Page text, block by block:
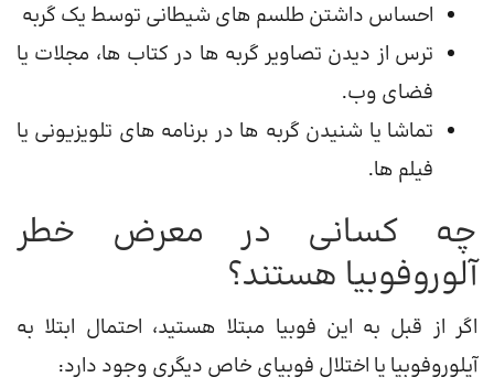
احساس داشتن طلسم های شیطانی توسط یک گربه
ترس از دیدن تصاویر گربه ها در کتاب ها، مجلات یا
فضای وب.
تماشا یا شنیدن گربه ها در برنامه های تلویزیونی یا
فیلم ها.
چه کسانی در معرض خطر
آلوروفوبیا هستند؟
اگر از قبل به این فوبیا مبتلا هستید، احتمال ابتلا به
آیلوروفوبیا یا اختلال فوبیای خاص دیگری وجود دارد: